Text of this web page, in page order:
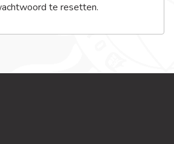
te resetten.